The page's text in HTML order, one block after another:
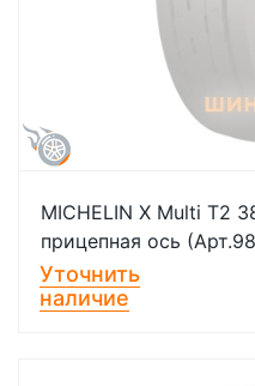
MICHELIN X Multi T2
прицепная ось
Уточнить
наличие